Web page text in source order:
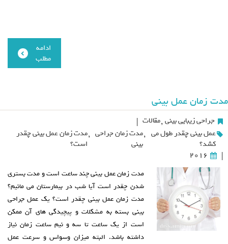
ادامه
مطلب
مدت زمان عمل بینی
جراحی زیبایی بینی ,مقالات |
عمل بینی چقدر طول می
کشد؟
,مدت زمان جراحی
بینی
,مدت زمان عمل بینی چقدر
است؟
|
2016
مدت زمان عمل بینی چند ساعت است و مدت بستری
شدن چقدر است آیا شب در بیمارستان می مانیم؟
مدت زمان عمل بینی چقدر است؟ یک عمل جراحی
بینی بسته به مشکلات و پیچیدگی های آن ممکن
است از یک ساعت تا سه و نیم ساعت زمان نیاز
داشته باشد. البته میزان وسواس و سرعت عمل